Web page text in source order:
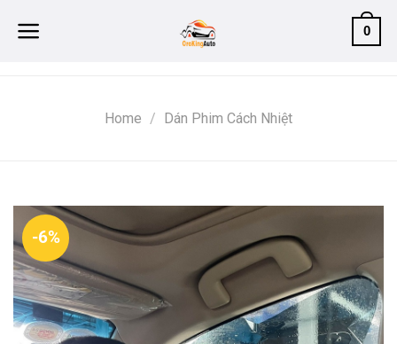
0
Home / Dán Phim Cách Nhiệt
-6%